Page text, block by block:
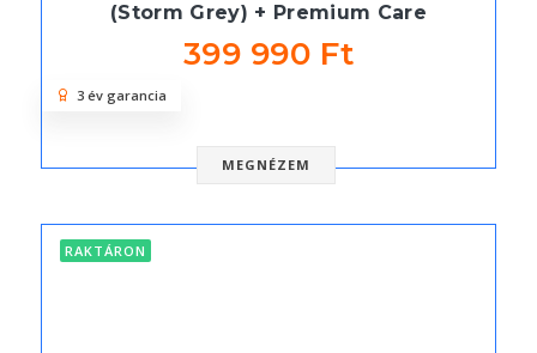
(Storm Grey) + Premium Care
399 990 Ft
MEGNÉZEM
3 év garancia
RAKTÁRON